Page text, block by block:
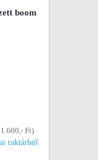
boom
Ft)
raktárból